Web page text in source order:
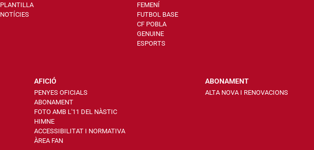
PLANTILLA
NOTÍCIES
FEMENÍ
FUTBOL BASE
CF POBLA
GENUINE
ESPORTS
AFICIÓ
PENYES OFICIALS
ABONAMENT
FOTO AMB L'11 DEL NÀSTIC
HIMNE
ACCESSIBILITAT I NORMATIVA
ÀREA FAN
ABONAMENT
ALTA NOVA I RENOVACIONS